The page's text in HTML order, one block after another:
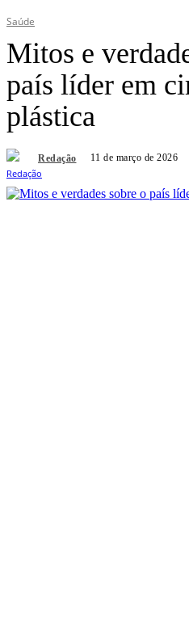
Saúde
Mitos e
país líder em
plástica
Redação 11 de março de 2026